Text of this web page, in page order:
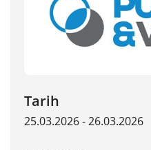
Tarih
25.03.2026 - 26.03.2026